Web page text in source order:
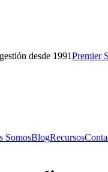
desde 1991Premier
SomosBlogRecursos